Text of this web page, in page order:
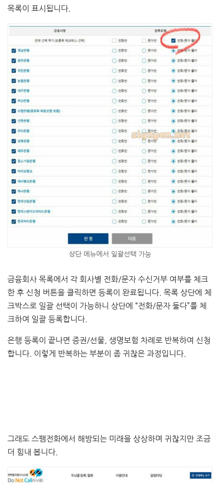
목록이 표시됩니다.
상단 메뉴에서 일괄선택 가능
금융회사 목록에서 각 회사별 전화/문자 수신거부 여부를 체크
한 후 신청 버튼을 클릭하면 등록이 완료됩니다. 목록 상단에 체
크박스로 일괄 선택이 가능하니 상단에 “전화/문자 둘다”를 체
크하여 일괄 등록합니다.
은행 등록이 끝나면 증권/선물, 생명보험 차례로 반복하여 신청
합니다. 이렇게 반복하는 부분이 좀 귀찮은 과정입니다.
그래도 스팸전화에서 해방되는 미래을 상상하며 귀찮지만 조금
더 힘내 봅니다.